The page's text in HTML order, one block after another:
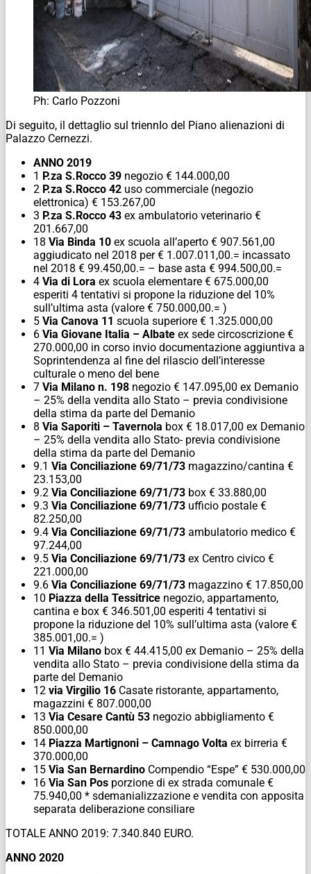
Ph: Carlo Pozzoni
Di seguito, il dettaglio sul triennIo del Piano alienazioni di
Palazzo Cernezzi.
ANNO 2019
1 P.za S.Rocco 39 negozio € 144.000,00
2 P.za S.Rocco 42 uso commerciale (negozio
elettronica) € 153.267,00
3 P.za S.Rocco 43 ex ambulatorio veterinario €
201.667,00
18 Via Binda 10 ex scuola all’aperto € 907.561,00
aggiudicato nel 2018 per € 1.007.011,00.= incassato
nel 2018 € 99.450,00.= – base asta € 994.500,00.=
4 Via di Lora ex scuola elementare € 675.000,00
esperiti 4 tentativi si propone la riduzione del 10%
sull’ultima asta (valore € 750.000,00.= )
5 Via Canova 11 scuola superiore € 1.325.000,00
6 Via Giovane Italia – Albate ex sede circoscrizione €
270.000,00 in corso invio documentazione aggiuntiva a
Soprintendenza al fine del rilascio dell’interesse
culturale o meno del bene
7 Via Milano n. 198 negozio € 147.095,00 ex Demanio
– 25% della vendita allo Stato – previa condivisione
della stima da parte del Demanio
8 Via Saporiti – Tavernola box € 18.017,00 ex Demanio
– 25% della vendita allo Stato- previa condivisione
della stima da parte del Demanio
9.1 Via Conciliazione 69/71/73 magazzino/cantina €
23.153,00
9.2 Via Conciliazione 69/71/73 box € 33.880,00
9.3 Via Conciliazione 69/71/73 ufficio postale €
82.250,00
9.4 Via Conciliazione 69/71/73 ambulatorio medico €
97.244,00
9.5 Via Conciliazione 69/71/73 ex Centro civico €
221.000,00
9.6 Via Conciliazione 69/71/73 magazzino € 17.850,00
10 Piazza della Tessitrice negozio, appartamento,
cantina e box € 346.501,00 esperiti 4 tentativi si
propone la riduzione del 10% sull’ultima asta (valore €
385.001,00.= )
11 Via Milano box € 44.415,00 ex Demanio – 25% della
vendita allo Stato – previa condivisione della stima da
parte del Demanio
12 via Virgilio 16 Casate ristorante, appartamento,
magazzini € 807.000,00
13 Via Cesare Cantù 53 negozio abbigliamento €
850.000,00
14 Piazza Martignoni – Camnago Volta ex birreria €
370.000,00
15 Via San Bernardino Compendio “Espe” € 530.000,00
16 Via San Pos porzione di ex strada comunale €
75.940,00 * sdemanializzazione e vendita con apposita
separata deliberazione consiliare
TOTALE ANNO 2019: 7.340.840 EURO.
ANNO 2020